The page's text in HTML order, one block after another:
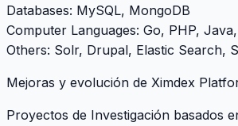
Databases: MySQL, MongoDB
Computer Languages: Go, PHP,
Others: Solr, Drupal, Elastic Search,
Mejoras y evolución de Ximdex
Proyectos de Investigación basados